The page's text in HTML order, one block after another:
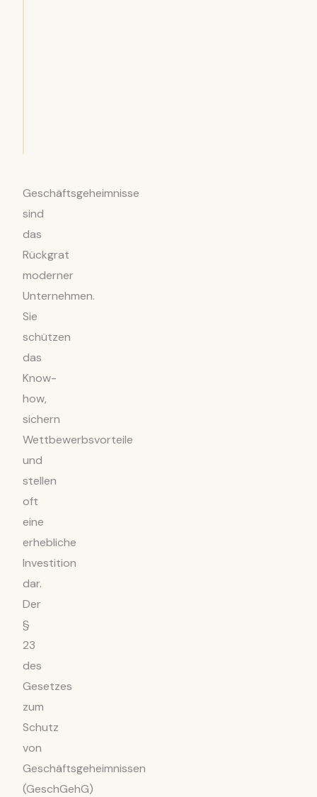
Geschäftsgeheimnisse
sind
das
Rückgrat
moderner
Unternehmen.
Sie
schützen
das
Know-
how,
sichern
Wettbewerbsvorteile
und
stellen
oft
eine
erhebliche
Investition
dar.
Der
§
23
des
Gesetzes
zum
Schutz
von
Geschäftsgeheimnissen
(GeschGehG)